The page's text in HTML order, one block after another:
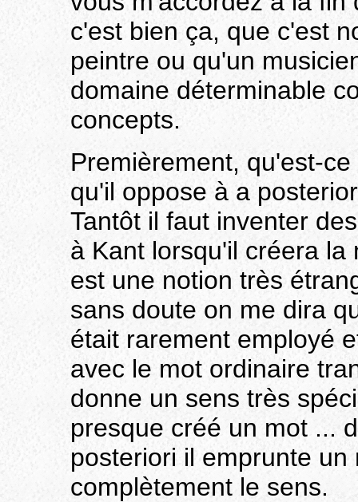
c'est bien ça, que c'est
peintre ou qu'un
domaine déterminable
concepts.
Premièrement, qu'est-
qu'il oppose à a
Tantôt il faut inventer
à Kant lorsqu'il créera
est une notion très
sans doute on me dira
était rarement employé
avec le mot ordinaire
donne un sens très
presque créé un mot ...
posteriori il emprunte
complètement le sens.